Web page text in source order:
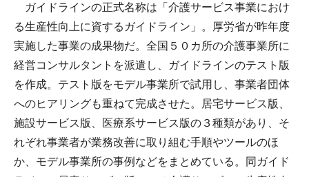
ガイドラインの正式名称は「介護サービス事業におけ
る生産性向上に資するガイドライン」。厚労省が昨年度
実施した事業の成果物だ。全国５０カ所の介護事業所に
経営コンサルタントを派遣し、ガイドラインのテスト版
を作成。テスト版をモデル事業所で試用し、事業者団体
へのヒアリングも重ねて完成させた。居宅サービス版、
施設サービス版、医療系サービス版の３種類があり、そ
れぞれ事業者が業務改善に取り組む手順やツールのほ
か、モデル事業所の事例などをまとめている。同ガイド